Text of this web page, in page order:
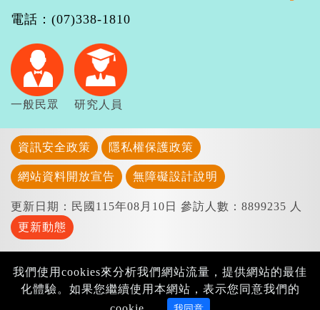
電話：(07)338-1810
一般民眾 研究人員
資訊安全政策 隱私權保護政策
網站資料開放宣告 無障礙設計說明
更新日期：民國115年08月10日 參訪人數：8899235 人
更新動態
我們使用cookies來分析我們網站流量，提供網站的最佳
化體驗。如果您繼續使用本網站，表示您同意我們的